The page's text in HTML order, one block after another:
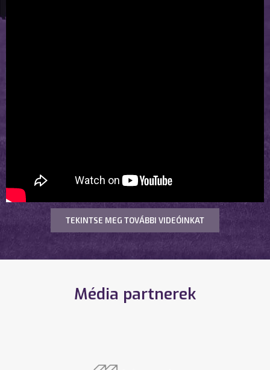
TEKINTSE MEG TOVÁBBI VIDEÓINKAT
Média partnerek